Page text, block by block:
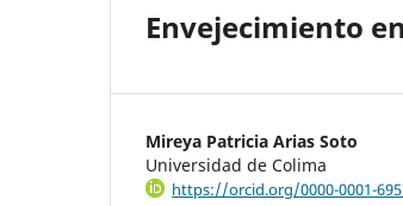
Envejecimiento
Mireya Patricia Arias Soto
Universidad de Colima
https://orcid.org/0000-0001-